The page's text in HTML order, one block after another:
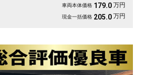
車両本体価格 179.0 万円
現金一括価格 205.0 万円